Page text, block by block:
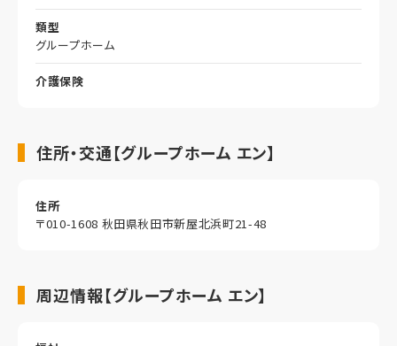
類型
グループホーム
介護保険
住所・交通【グループホーム エン】
住所
〒010-1608 秋田県秋田市新屋北浜町21-48
周辺情報【グループホーム エン】